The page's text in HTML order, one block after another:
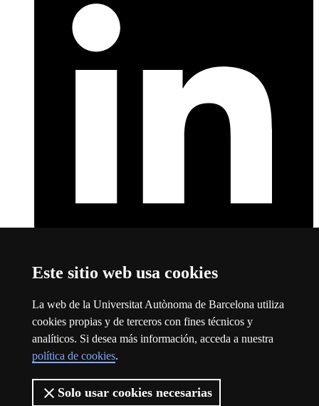
Este sitio web usa cookies
La web de la Universitat Autònoma de Barcelona utiliza
cookies propias y de terceros con fines técnicos y
analíticos. Si desea más información, acceda a nuestra
política de cookies.
Solo usar cookies necesarias
Sobre el web
Universitat Autònoma de Barcelona
Aviso legalEste enlace se abre en una nueva ventana
Protección de datosEste enlace se abre en una nueva ventana
Sobre el webEste enlace se abre en una nueva ventana
La UAB es una universidad joven, pública y puntera. Líder en los